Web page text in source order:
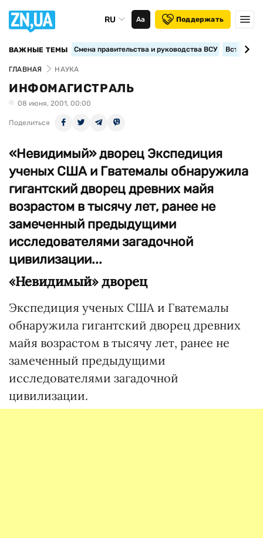
RU Аа Поддержать
ВАЖНЫЕ ТЕМЫ Смена правительства и руководства ВСУ
ГЛАВНАЯ НАУКА
ИНФОМАГИСТРАЛЬ
08 июня, 2001, 00:00
Поделиться
«Невидимый» дворец Экспедиция
ученых США и Гватемалы обнаружила
гигантский дворец древних майя
возрастом в тысячу лет, ранее не
замеченный предыдущими
исследователями загадочной
цивилизации...
«Невидимый» дворец
Экспедиция ученых США и Гватемалы
обнаружила гигантский дворец древних
майя возрастом в тысячу лет, ранее не
замеченный предыдущими
исследователями загадочной
цивилизации.